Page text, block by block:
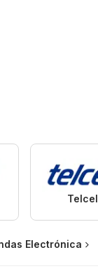
Telcel
Electrónica